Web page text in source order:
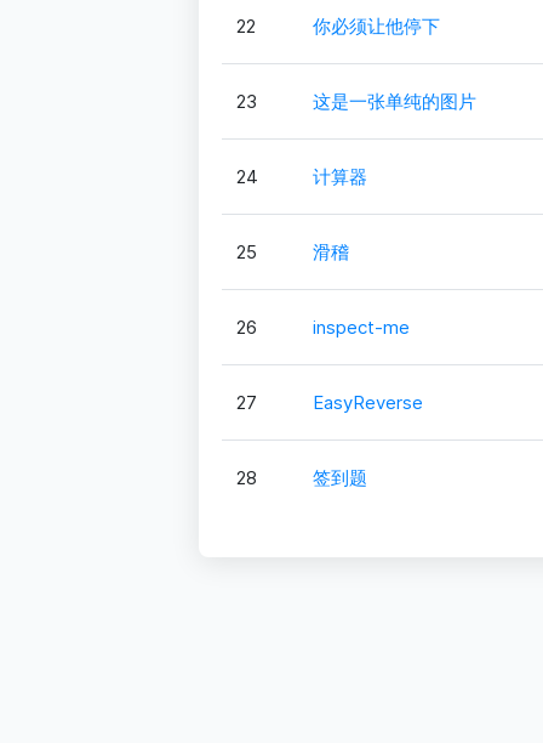
22 你必须让他停下
23 这是一张单纯的图片
24 计算器
25 滑稽
26 inspect-me
27 EasyReverse
28 签到题